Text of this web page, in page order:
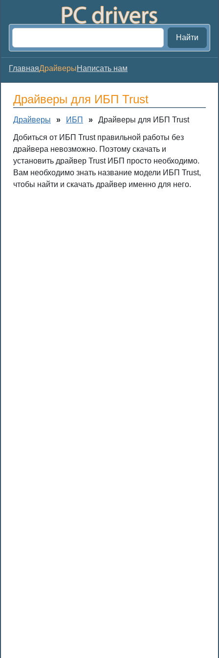
Найти
ГлавнаяДрайверыНаписать нам
Драйверы для ИБП Trust
Драйверы » ИБП » Драйверы для ИБП Trust
Добиться от ИБП Trust правильной работы без
драйвера невозможно. Поэтому скачать и
установить драйвер Trust ИБП просто необходимо.
Вам необходимо знать название модели ИБП Trust,
чтобы найти и скачать драйвер именно для него.